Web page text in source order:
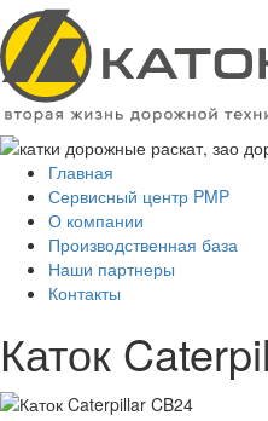
Главная
Сервисный центр PMP
О компании
Производственная база
Наши партнеры
Контакты
Каток